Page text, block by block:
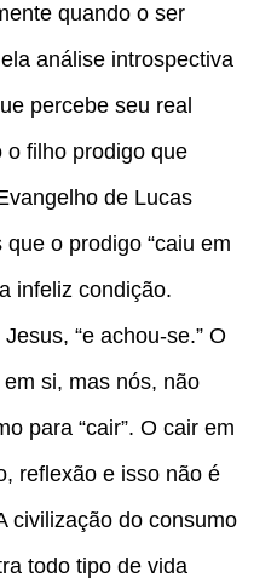
quando o ser
análise introspectiva
percebe seu real
o filho prodigo que
de Lucas
o prodigo “caiu em
infeliz condição.
“e achou-se.” O
si, mas nós, não
para “cair”. O cair em
reflexão e isso não é
civilização do consumo
todo tipo de vida